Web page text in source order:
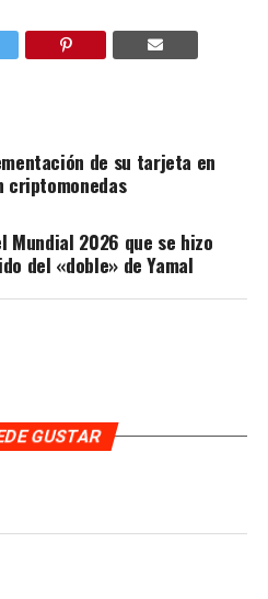
de su tarjeta en
criptomonedas
2026 que se hizo
del «doble» de Yamal
GUSTAR